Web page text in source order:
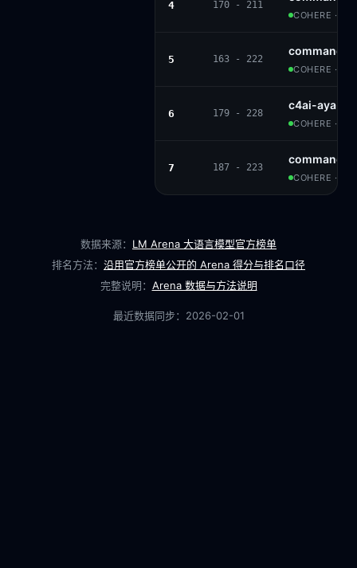
4 170 - 211
COHERE ·
5 163 - 222
command-
COHERE ·
6 179 - 228
c4ai-aya-
COHERE ·
7 187 - 223
command-r
COHERE ·
数据来源： LM Arena 大语言模型官方榜单
排名方法： 沿用官方榜单公开的 Arena 得分与排名口径
完整说明： Arena 数据与方法说明
最近数据同步： 2026-02-01